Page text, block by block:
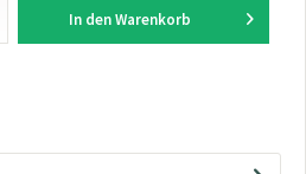
In den Warenkorb